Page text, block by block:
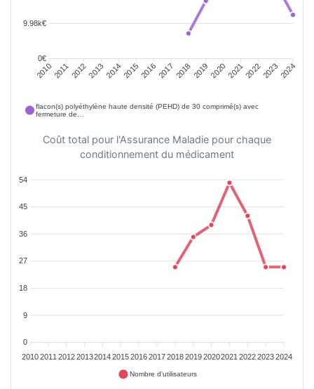
9.98k€
0€
20102011201220132014201520162017 2018 201920202021202220232024
flacon(s) polyéthylène haute densité (PEHD) de 30 comprimé(s) avec
fermeture de…
Coût total pour l'Assurance Maladie pour chaque
conditionnement du médicament
54
45
36
27
18
9
0
20102011 2012201320142015201620172018201920202021 202220232024
Nombre d'utilisateurs